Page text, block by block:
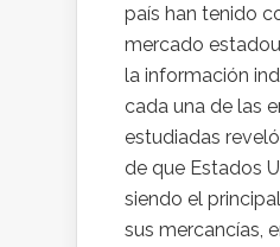
país han tenido
mercado
la información
cada una de las
estudiadas
de que Estados
siendo el
sus mercancías,